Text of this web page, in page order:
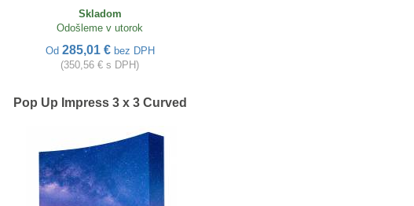
Skladom
Odošleme v utorok
Od 285,01 € bez DPH
(350,56 € s DPH)
Pop Up Impress 3 x 3 Curved